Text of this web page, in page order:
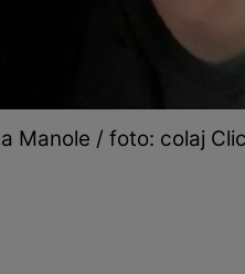
Manole / foto: colaj